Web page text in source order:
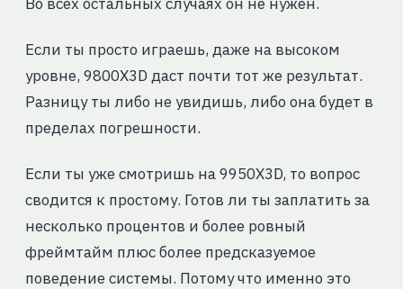
Если ты просто играешь, даже на высоком
уровне, 9800X3D даст почти тот же результат.
Разницу ты либо не увидишь, либо она будет в
пределах погрешности.
Если ты уже смотришь на 9950X3D, то вопрос
сводится к простому. Готов ли ты заплатить за
несколько процентов и более ровный
фреймтайм плюс более предсказуемое
поведение системы. Потому что именно это